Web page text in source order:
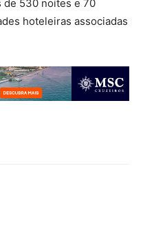
de 530 noites e 70
hoteleiras associadas